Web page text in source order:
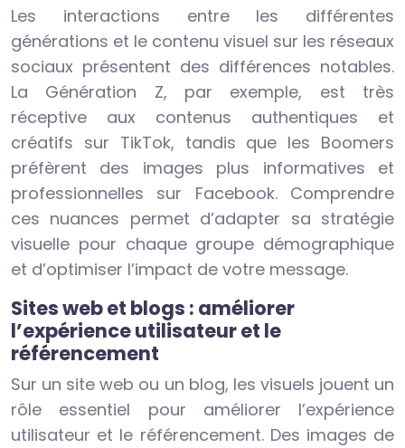
Les interactions entre les différentes
générations et le contenu visuel sur les réseaux
sociaux présentent des différences notables.
La Génération Z, par exemple, est très
réceptive aux contenus authentiques et
créatifs sur TikTok, tandis que les Boomers
préfèrent des images plus informatives et
professionnelles sur Facebook. Comprendre
ces nuances permet d’adapter sa stratégie
visuelle pour chaque groupe démographique
et d’optimiser l’impact de votre message.
Sites web et blogs : améliorer
l’expérience utilisateur et le
référencement
Sur un site web ou un blog, les visuels jouent un
rôle essentiel pour améliorer l’expérience
utilisateur et le référencement. Des images de